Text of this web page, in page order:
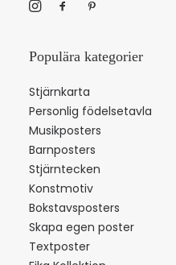
Populära kategorier
Stjärnkarta
Personlig födelsetavla
Musikposters
Barnposters
Stjärntecken
Konstmotiv
Bokstavsposters
Skapa egen poster
Textposter